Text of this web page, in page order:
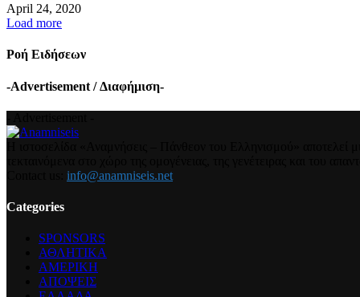
April 24, 2020
Load more
Ροή Ειδήσεων
-Advertisement / Διαφήμιση-
info@anamniseis.net
Categories
SPONSORS
ΑΘΛΗΤΙΚΑ
ΑΜΕΡΙΚΗ
ΑΠΟΨΕΙΣ